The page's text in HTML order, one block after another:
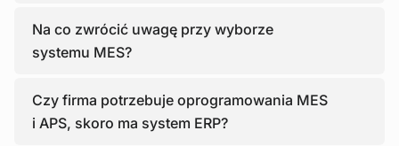
Na co zwrócić uwagę przy wyborze
systemu MES?
Czy firma potrzebuje oprogramowania MES
i APS, skoro ma system ERP?